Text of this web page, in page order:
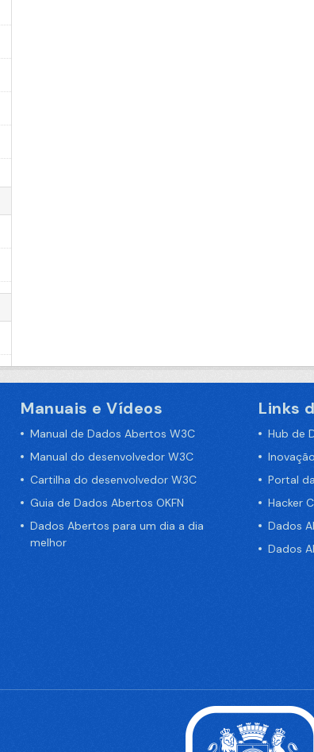
Manuais e Vídeos
Manual de Dados Abertos W3C
Manual do desenvolvedor W3C
Cartilha do desenvolvedor W3C
Guia de Dados Abertos OKFN
Dados Abertos para um dia a dia
melhor
Links
Hub de
Portal
Hacker
Dados
Dados